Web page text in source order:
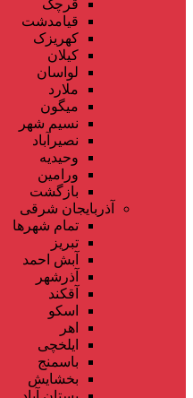
قرچک
قیامدشت
کهریزک
کیلان
لواسان
ملارد
میگون
نسیم شهر
نصیرآباد
وحیدیه
ورامین
بازگشت
آذربایجان شرقی
تمام شهر‌ها
تبریز
آبش احمد
آذرشهر
آقکند
اسکو
اهر
ایلخچی
باسمنج
بخشایش